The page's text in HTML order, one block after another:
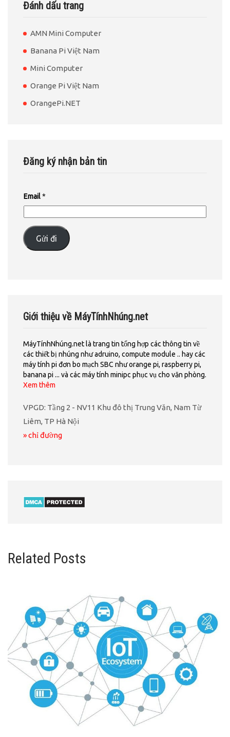
Đánh dấu trang
AMN Mini Computer
Banana Pi Việt Nam
Mini Computer
Orange Pi Việt Nam
OrangePi.NET
Đăng ký nhận bản tin
Email*
Gửi đi
Giới thiệu về MáyTínhNhúng.net
MáyTínhNhúng.net là trang tin tổng hợp các thông tin về
các thiết bị nhúng như adruino, compute module .. hay các
máy tính pi đơn bo mạch SBC như orange pi, raspberry pi,
banana pi ... và các máy tính minipc phục vụ cho văn phòng.
Xem thêm
VPGD: Tầng 2 - NV11 Khu đô thị Trung Văn, Nam Từ
Liêm, TP Hà Nội
» chỉ đường
Related Posts